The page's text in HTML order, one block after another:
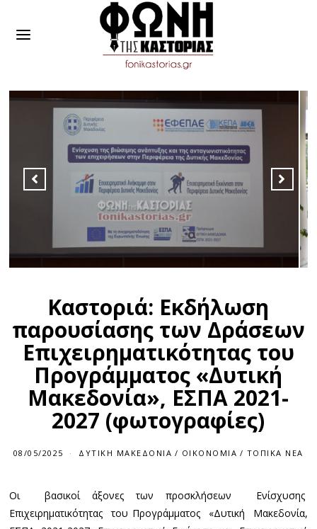
Καστοριά: Εκδήλωση
παρουσίασης των Δράσεων
Επιχειρηματικότητας του
Προγράμματος «Δυτική
Μακεδονία», ΕΣΠΑ 2021-
2027 (φωτογραφίες)
08/05/2025
5
2
ΔΥΤΙΚΉ ΜΑΚΕΔΟΝΊΑ / ΟΙΚΟΝΟΜΊΑ / ΤΟΠΙΚΆ ΝΈΑ
Οι βασικοί άξονες των προσκλήσεων Ενίσχυσης
Επιχειρηματικότητας του Προγράμματος «Δυτική Μακεδονία,